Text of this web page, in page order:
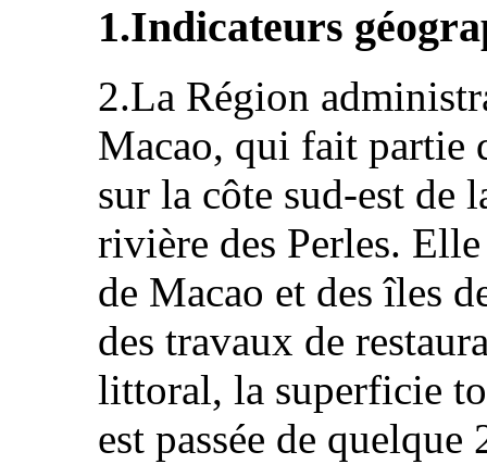
1.Indicateurs
2.La Région
Macao, qui fait partie
sur la côte sud-est de
rivière des Perles.
de Macao et des îles
des travaux de
littoral, la superficie
est passée de